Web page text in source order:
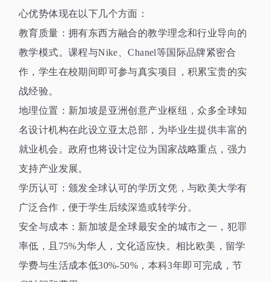
心优势体现在以下几个方面：
教育质量：拥有东西方融合的教学理念和行业导向的
教学模式。课程与Nike 、Chanel等国际品牌紧密合
作，学生在校期间即可参与真实项目，积累宝贵的实
战经验。
地理位置：新加坡是亚洲创意产业枢纽，众多全球知
名设计机构在此设立亚太总部，为毕业生提供丰富的
就业机会。政府也将设计定位为国家战略重点，强力
支持产业发展。
学历认可：颁发全球认可的学历文凭，与欧美大学有
广泛合作，便于学生后续深造或转学分。
安全与成本：新加坡是全球最安全的城市之一，犯罪
率低，且 75%为华人，文化适应快。相比欧美，留学
学费与生活成本低30%-50% ，本科3年即可完成，节